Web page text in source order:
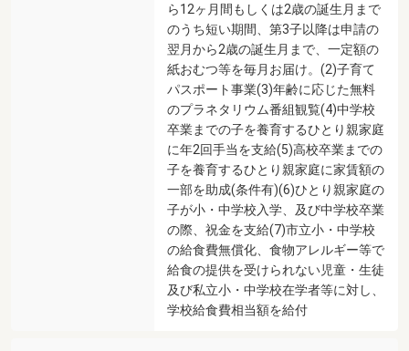
ら12ヶ月間もしくは2歳の誕生月まで
のうち短い期間、第3子以降は申請の
翌月から2歳の誕生月まで、一定額の
紙おむつ等を毎月お届け。(2)子育て
パスポート事業(3)年齢に応じた無料
のプラネタリウム番組観覧(4)中学校
卒業までの子を養育するひとり親家庭
に年2回手当を支給(5)高校卒業までの
子を養育するひとり親家庭に家賃額の
一部を助成(条件有)(6)ひとり親家庭の
子が小・中学校入学、及び中学校卒業
の際、祝金を支給(7)市立小・中学校
の給食費無償化、食物アレルギー等で
給食の提供を受けられない児童・生徒
及び私立小・中学校在学者等に対し、
学校給食費相当額を給付